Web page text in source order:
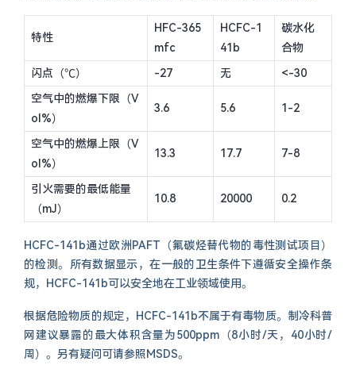
特性
HFC-365
mfc
HCFC-1
41b
碳水化
合物
闪点（℃）
-27 无
<-30
空气中的燃爆下限（V
ol%）
3.6 5.6 1-2
空气中的燃爆上限（V
ol%）
13.3 17.7 7-8
引火需要的最低能量
（mJ）
10.8 20000 0.2
HCFC-141b通过欧洲PAFT（氟碳烃替代物的毒性测试项目）
的检测。所有数据显示，在一般的卫生条件下遵循安全操作条
规，HCFC-141b可以安全地在工业领域使用。
根据危险物质的规定，HCFC-141b不属于有毒物质。制冷科普
网建议暴露的最大体积含量为500ppm（8小时/天，40小时/
周）。另有疑问可请参照MSDS。